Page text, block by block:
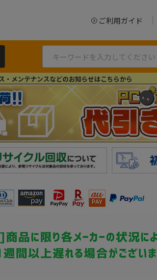
ご利用ガイド
・メンテナンスなどのお知らせはこちらから